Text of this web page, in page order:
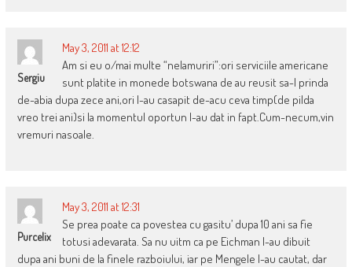
Sergiu
May 3, 2011 at 12:12
Am si eu o/mai multe “nelamuriri”:ori serviciile americane
sunt platite in monede botswana de au reusit sa-l prinda
de-abia dupa zece ani,ori l-au casapit de-acu ceva timp(de pilda
vreo trei ani)si la momentul oportun l-au dat in fapt.Cum-necum,vin
vremuri nasoale.
Purcelix
May 3, 2011 at 12:31
Se prea poate ca povestea cu gasitu’ dupa 10 ani sa fie
totusi adevarata. Sa nu uitm ca pe Eichman l-au dibuit
dupa ani buni de la finele razboiului, iar pe Mengele l-au cautat, dar